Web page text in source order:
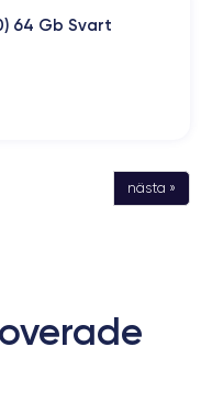
64 Gb Svart
nästa »